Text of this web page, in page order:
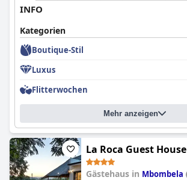
INFO
Kategorien
Boutique-Stil
Luxus
Flitterwochen
Mehr anzeigen
La Roca Guest House
Gästehaus in Mbombela